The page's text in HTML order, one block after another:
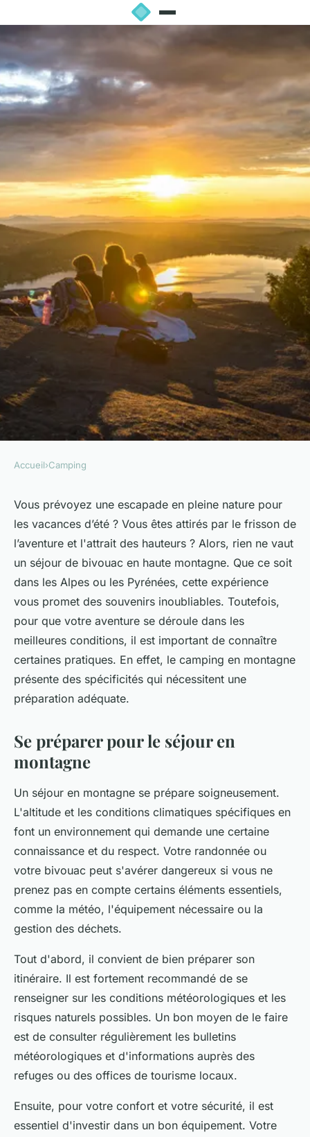
CAMPING
Quelles sont les meilleures
pratiques pour camper en
zone de haute montagne en
période estivale?
Évan• 27 juin 2024 •6 min de lecture
Accueil›Camping
Vous prévoyez une escapade en pleine nature pour
les vacances d’été ? Vous êtes attirés par le frisson de
l’aventure et l'attrait des hauteurs ? Alors, rien ne vaut
un séjour de bivouac en haute montagne. Que ce soit
dans les Alpes ou les Pyrénées, cette expérience
vous promet des souvenirs inoubliables. Toutefois,
pour que votre aventure se déroule dans les
meilleures conditions, il est important de connaître
certaines pratiques. En effet, le camping en montagne
présente des spécificités qui nécessitent une
préparation adéquate.
Se préparer pour le séjour en
montagne
Un séjour en montagne se prépare soigneusement.
L'altitude et les conditions climatiques spécifiques en
font un environnement qui demande une certaine
connaissance et du respect. Votre randonnée ou
votre bivouac peut s'avérer dangereux si vous ne
prenez pas en compte certains éléments essentiels,
comme la météo, l'équipement nécessaire ou la
gestion des déchets.
Tout d'abord, il convient de bien préparer son
itinéraire. Il est fortement recommandé de se
renseigner sur les conditions météorologiques et les
risques naturels possibles. Un bon moyen de le faire
est de consulter régulièrement les bulletins
météorologiques et d'informations auprès des
refuges ou des offices de tourisme locaux.
Ensuite, pour votre confort et votre sécurité, il est
essentiel d'investir dans un bon équipement. Votre